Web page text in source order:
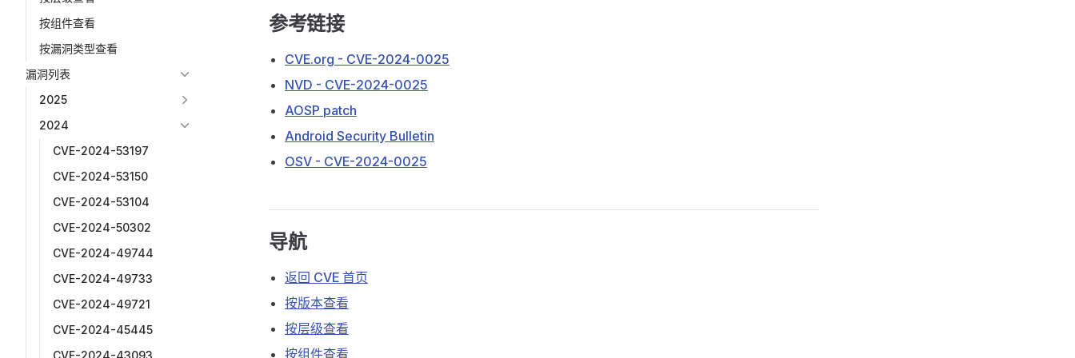
按组件查看
按漏洞类型查看
漏洞列表
2025
2024
CVE-2024-53197
CVE-2024-53150
CVE-2024-53104
CVE-2024-50302
CVE-2024-49744
CVE-2024-49733
CVE-2024-49721
CVE-2024-45445
CVE-2024-43093
参考链接
CVE.org - CVE-2024-0025
NVD - CVE-2024-0025
AOSP patch
Android Security Bulletin
OSV - CVE-2024-0025
导航
返回 CVE 首页
按版本查看
按层级查看
按组件查看